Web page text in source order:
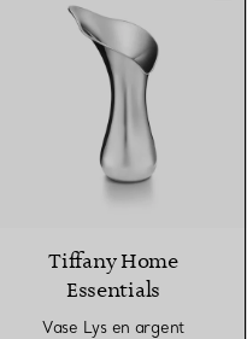
Tiffany Home
Essentials
Vase Lys en argent